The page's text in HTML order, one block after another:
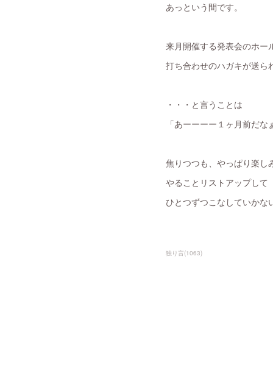
あっという間です。
来月開催する発表会のホー
打ち合わせのハガキが送ら
・・・と言うことは
「あーーーー１ヶ月前だな
焦りつつも、やっぱり楽し
やることリストアップして
ひとつずつこなしていかな
独り言(1063)